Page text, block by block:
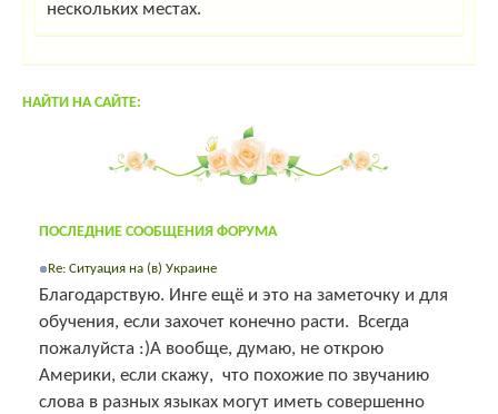
нескольких местах.
НАЙТИ НА САЙТЕ:
ПОСЛЕДНИЕ СООБЩЕНИЯ ФОРУМА
Re: Ситуация на (в) Украине
Благодарствую. Инге ещё и это на заметочку и для
обучения, если захочет конечно расти. Всегда
пожалуйста :)А вообще, думаю, не открою
Америки, если скажу, что похожие по звучанию
слова в разных языках могут иметь совершенно